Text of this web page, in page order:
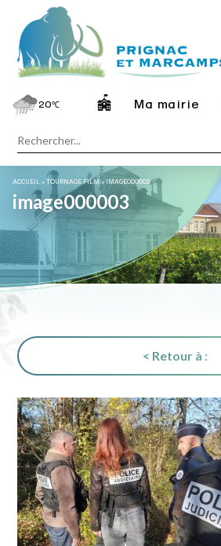
20℃ Ma mairie
ACCUEIL »TOURNAGE FILM» IMAGE000003
image000003
< Retour à :